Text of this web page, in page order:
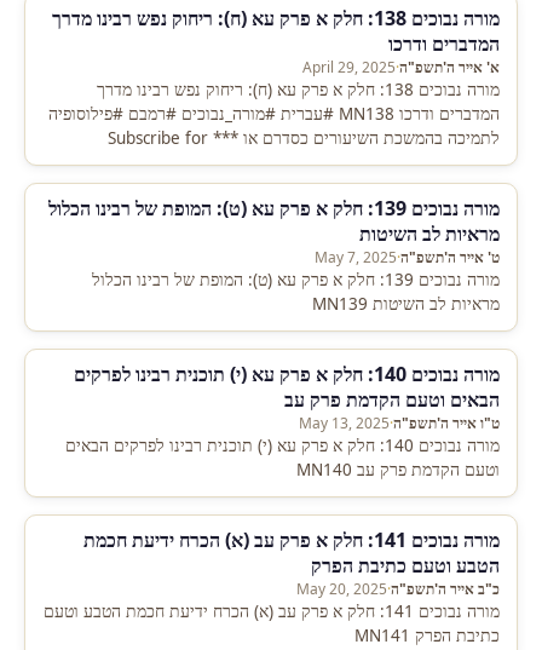
מורה נבוכים 138: חלק א פרק עא (ח): ריחוק נפש רבינו מדרך
המדברים ודרכו
א' אייר ה'תשפ"ה·
April 29, 2025
מורה נבוכים 138: חלק א פרק עא (ח): ריחוק נפש רבינו מדרך
המדברים ודרכו MN138 #עברית #מורה_נבוכים #רמבם #פילוסופיה
לתמיכה בהמשכת השיעורים כסדרם או *** Subscribe for
Weekly…
מורה נבוכים 139: חלק א פרק עא (ט): המופת של רבינו הכלול
מראיות לב השיטות
ט' אייר ה'תשפ"ה·
May 7, 2025
מורה נבוכים 139: חלק א פרק עא (ט): המופת של רבינו הכלול
מראיות לב השיטות MN139
מורה נבוכים 140: חלק א פרק עא (י) תוכנית רבינו לפרקים
הבאים וטעם הקדמת פרק עב
ט"ו אייר ה'תשפ"ה·
May 13, 2025
מורה נבוכים 140: חלק א פרק עא (י) תוכנית רבינו לפרקים הבאים
וטעם הקדמת פרק עב MN140
מורה נבוכים 141: חלק א פרק עב (א) הכרח ידיעת חכמת
הטבע וטעם כתיבת הפרק
כ"ב אייר ה'תשפ"ה·
May 20, 2025
מורה נבוכים 141: חלק א פרק עב (א) הכרח ידיעת חכמת הטבע וטעם
כתיבת הפרק MN141